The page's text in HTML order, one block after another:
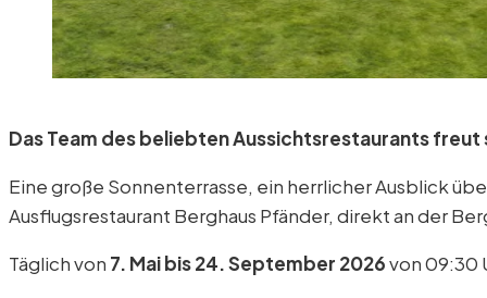
Das Team des beliebten Aussichtsrestaurants
Eine große Sonnenterrasse, ein herrlicher Ausblick
Ausflugsrestaurant Berghaus Pfänder, direkt an der
Täglich von 7. Mai bis 24. September 2026von 09:30